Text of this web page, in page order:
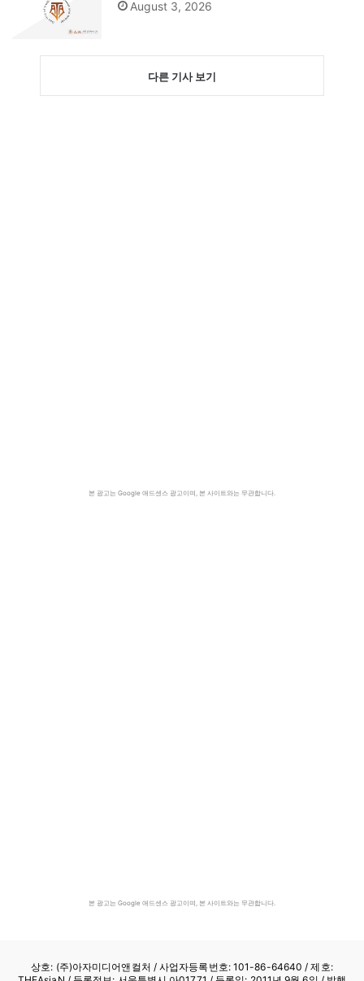
August 3, 2026
다른 기사 보기
본 광고는 Google 애드센스 광고이며, 본 사이트와는 무관합니다.
본 광고는 Google 애드센스 광고이며, 본 사이트와는 무관합니다.
상호: (주)아자미디어앤컬처 /사업자등록번호: 101-86-64640 / 제호: